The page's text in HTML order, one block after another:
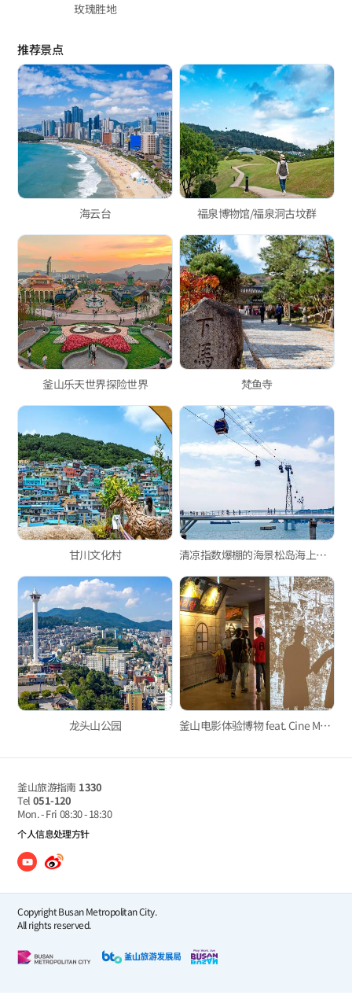
玫瑰胜地
推荐景点
海云台 福泉博物馆/福泉洞古坟群
釜山乐天世界探险世界 梵鱼寺
甘川文化村 清凉指数爆棚的海景松岛海上缆车！
龙头山公园 釜山电影体验博物 feat. Cine Museum
釜山旅游指南 1330
Tel 051-120
Mon. - Fri 08:30 - 18:30
个人信息处理方针
Copyright Busan Metropolitan City.
All rights reserved.